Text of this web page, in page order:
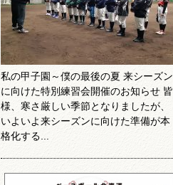
私の甲子園～僕の最後の夏 来シーズン
に向けた特別練習会開催のお知らせ 皆
様、寒さ厳しい季節となりましたが、
いよいよ来シーズンに向けた準備が本
格化する...